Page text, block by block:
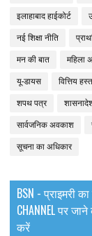
इलाहाबाद हाईकोर्ट
नई शिक्षा नीति
मन की बात महिला
यू-डायस वित्तिय
शपथ पत्र
सार्वजनिक अवकाश
सूचना का अधिकार
BSN - प्राइमरी
CHANNEL पर
करें